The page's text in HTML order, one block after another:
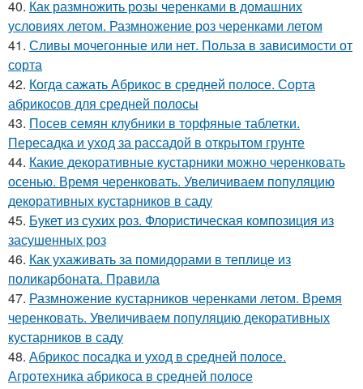
40. Как размножить розы черенками в домашних
условиях летом. Размножение роз черенками летом
41. Сливы мочегонные или нет. Польза в зависимости от
сорта
42. Когда сажать Абрикос в средней полосе. Сорта
абрикосов для средней полосы
43. Посев семян клубники в торфяные таблетки.
Пересадка и уход за рассадой в открытом грунте
44. Какие декоративные кустарники можно черенковать
осенью. Время черенковать. Увеличиваем популяцию
декоративных кустарников в саду
45. Букет из сухих роз. Флористическая композиция из
засушенных роз
46. Как ухаживать за помидорами в теплице из
поликарбоната. Правила
47. Размножение кустарников черенками летом. Время
черенковать. Увеличиваем популяцию декоративных
кустарников в саду
48. Абрикос посадка и уход в средней полосе.
Агротехника абрикоса в средней полосе